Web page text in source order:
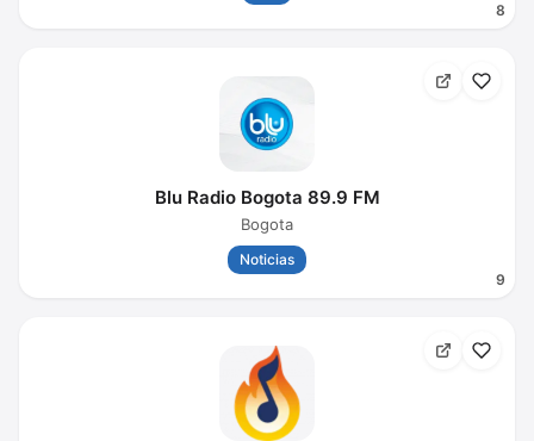
8
9
Blu Radio Bogota 89.9 FM
Bogota
Noticias